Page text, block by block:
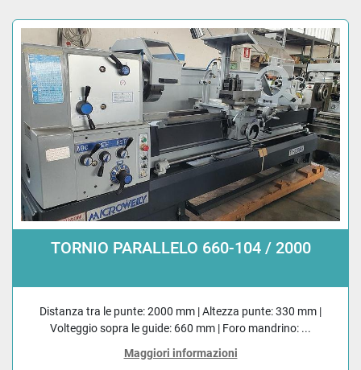
TORNIO PARALLELO 660-104 / 2000
Distanza tra le punte: 2000 mm | Altezza punte: 330 mm |
Volteggio sopra le guide: 660 mm | Foro mandrino: ...
Maggiori informazioni